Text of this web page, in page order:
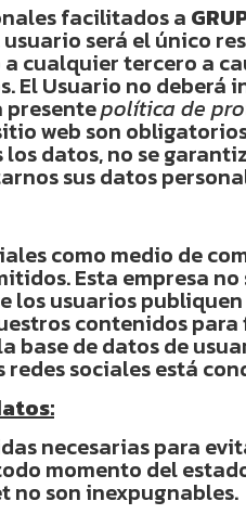
facilitados a
será el único
a cualquier tercero a
El Usuario no
presentepolítica de
web son
los datos, no se
sus datos
como medio de
Esta empresa
usuarios
contenidos
base de datos de
sociales está
necesarias para
momento del
no son inexpugnables.